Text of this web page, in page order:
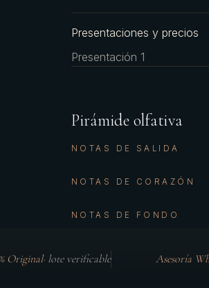
Presentaciones y precios
Presentación 1
Pirámide olfativa
NOTAS DE SALIDA
NOTAS DE CORAZÓN
NOTAS DE FONDO
Original· lote verificable Asesoría